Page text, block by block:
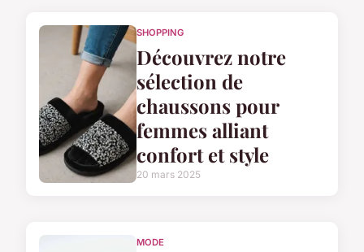
SHOPPING
Découvrez notre
sélection de
chaussons pour
femmes alliant
confort et style
20 mars 2025
MODE